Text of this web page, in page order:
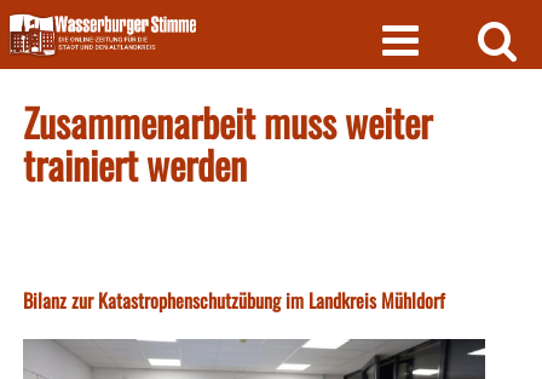
Skip
to
content
Zusammenarbeit muss weiter
trainiert werden
Bilanz zur Katastrophenschutzübung im Landkreis Mühldorf